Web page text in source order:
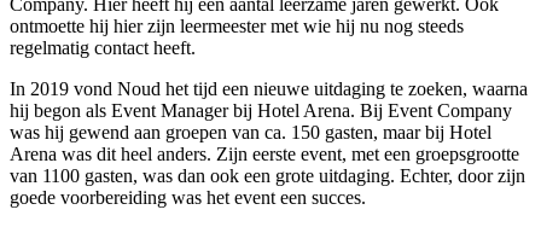
Company. Hier heeft hij een aantal leerzame jaren gewerkt. Ook
ontmoette hij hier zijn leermeester met wie hij nu nog steeds
regelmatig contact heeft.
In 2019 vond Noud het tijd een nieuwe uitdaging te zoeken, waarna
hij begon als Event Manager bij Hotel Arena. Bij Event Company
was hij gewend aan groepen van ca. 150 gasten, maar bij Hotel
Arena was dit heel anders. Zijn eerste event, met een groepsgrootte
van 1100 gasten, was dan ook een grote uitdaging. Echter, door zijn
goede voorbereiding was het event een succes.